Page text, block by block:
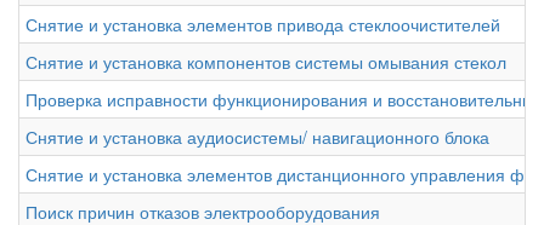
Снятие и установка элементов привода стеклоочистителей
Снятие и установка компонентов системы омывания стекол
Проверка исправности функционирования и
Снятие и установка аудиосистемы/ навигационного блока
Снятие и установка элементов дистанционного управления
Поиск причин отказов электрооборудования